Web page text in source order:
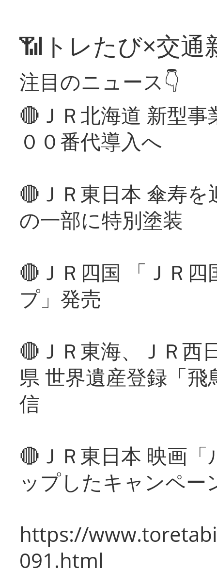
📶トレたび×交通
注目のニュース👇
🔴ＪＲ北海道 新型
００番代導入へ
🔴ＪＲ東日本 傘寿
の一部に特別塗装
🔴ＪＲ四国 「ＪＲ
プ」発売
🔴ＪＲ東海、ＪＲ西
県 世界遺産登録「
信
🔴ＪＲ東日本 映画
ップしたキャンペー
https://
091.html